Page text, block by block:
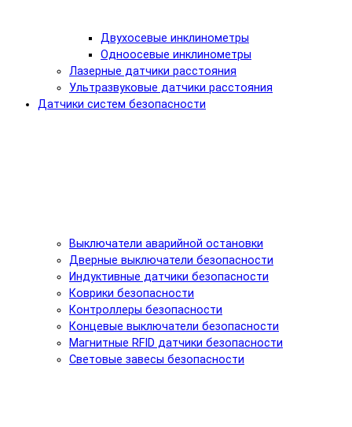
Двухосевые инклинометры
Одноосевые инклинометры
Лазерные датчики расстояния
Ультразвуковые датчики расстояния
Датчики систем безопасности
Выключатели аварийной остановки
Дверные выключатели безопасности
Индуктивные датчики безопасности
Коврики безопасности
Контроллеры безопасности
Концевые выключатели безопасности
Магнитные RFID датчики безопасности
Световые завесы безопасности